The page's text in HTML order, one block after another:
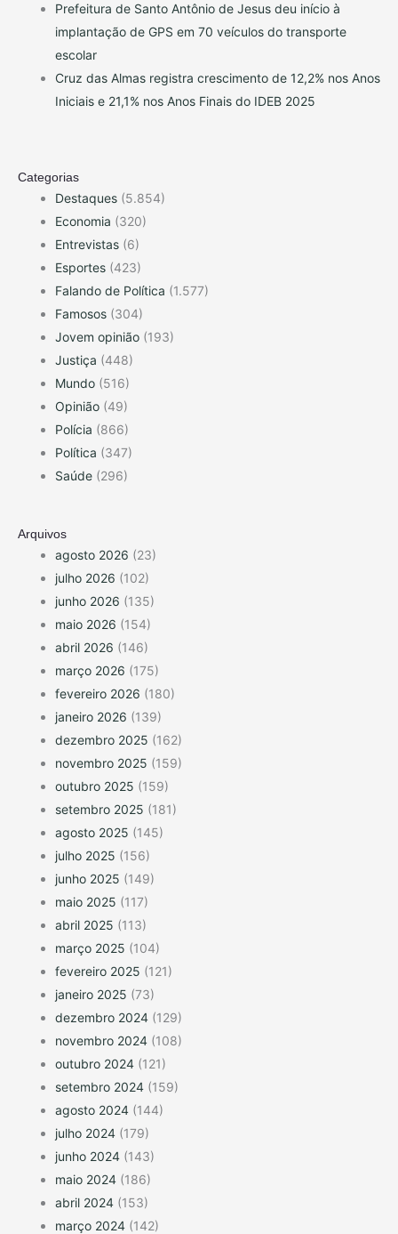
Prefeitura de Santo Antônio de Jesus deu início à
implantação de GPS em 70 veículos do transporte
escolar
Cruz das Almas registra crescimento de 12,2% nos Anos
Iniciais e 21,1% nos Anos Finais do IDEB 2025
Categorias
Destaques (5.854)
Economia (320)
Entrevistas (6)
Esportes (423)
Falando de Política (1.577)
Famosos (304)
Jovem opinião (193)
Justiça (448)
Mundo (516)
Opinião (49)
Polícia (866)
Política (347)
Saúde (296)
Arquivos
agosto 2026 (23)
julho 2026 (102)
junho 2026 (135)
maio 2026 (154)
abril 2026 (146)
março 2026 (175)
fevereiro 2026 (180)
janeiro 2026 (139)
dezembro 2025 (162)
novembro 2025 (159)
outubro 2025 (159)
setembro 2025 (181)
agosto 2025 (145)
julho 2025 (156)
junho 2025 (149)
maio 2025 (117)
abril 2025 (113)
março 2025 (104)
fevereiro 2025 (121)
janeiro 2025 (73)
dezembro 2024 (129)
novembro 2024 (108)
outubro 2024 (121)
setembro 2024 (159)
agosto 2024 (144)
julho 2024 (179)
junho 2024 (143)
maio 2024 (186)
abril 2024 (153)
março 2024 (142)